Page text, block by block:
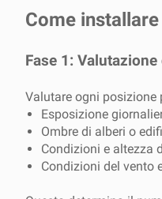
Come
Fase 1:
Valutare ogni posizione
Esposizione
Ombre di alberi o
Condizioni e altezza
Condizioni del vento